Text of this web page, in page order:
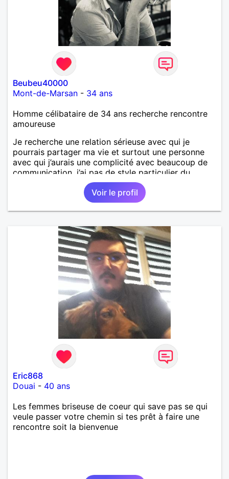
Beubeu40000
Mont-de-Marsan - 34 ans
Homme célibataire de 34 ans recherche rencontre
amoureuse
Je recherche une relation sérieuse avec qui je
pourrais partager ma vie et surtout une personne
avec qui j’aurais une complicité avec beaucoup de
communication, j’ai pas de style particulier du
moment qu’on peut affronter les problèmes de la vie
à deux et d’être présent l’un pour l’autre
Voir le profil
Eric868
Douai - 40 ans
Les femmes briseuse de coeur qui save pas se qui
veule passer votre chemin si tes prêt à faire une
rencontre soit la bienvenue